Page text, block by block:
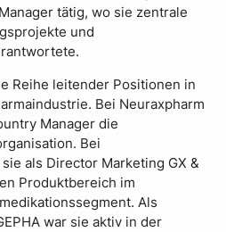
tätig, wo sie zentrale
und
Reihe leitender Positionen in
Bei Neuraxpharm
Manager die
Bei
als Director Marketing GX &
Produktbereich im
Als
war sie aktiv in der